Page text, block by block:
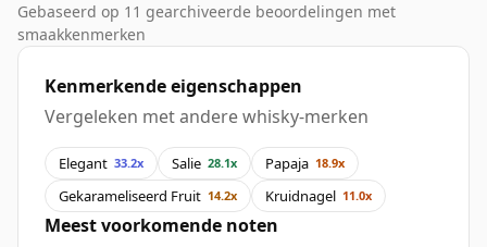
Gebaseerd op 11 gearchiveerde beoordelingen met
smaakkenmerken
Kenmerkende eigenschappen
Vergeleken met andere whisky-merken
Elegant 33.2x Salie 28.1x Papaja 18.9x
Gekarameliseerd Fruit 14.2x Kruidnagel 11.0x
Meest voorkomende noten